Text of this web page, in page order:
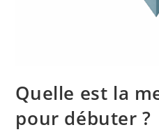
Quelle est la
pour débuter ?